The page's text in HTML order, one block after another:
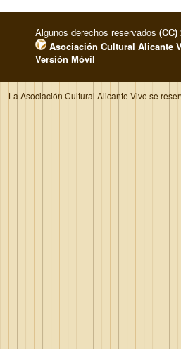
Algunos derechos reservados (CC)
Asociación Cultural Alicante
Versión Móvil
La Asociación Cultural Alicante Vivo se